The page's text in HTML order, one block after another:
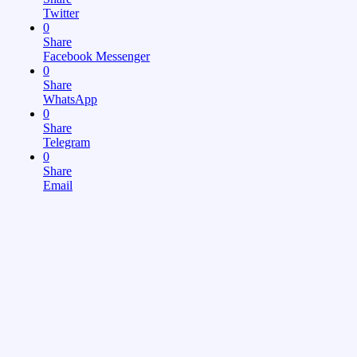
Twitter
0
Share
Facebook Messenger
0
Share
WhatsApp
0
Share
Telegram
0
Share
Email